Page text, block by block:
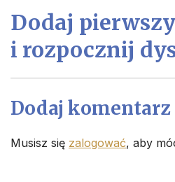
Dodaj
i rozpocznij
Dodaj komentarz
Musisz się zalogować, aby